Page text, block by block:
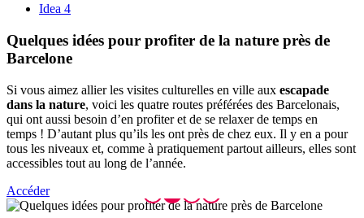
Idea 4
Quelques idées pour profiter de la nature près de
Barcelone
Si vous aimez allier les visites culturelles en ville aux escapade
dans la nature, voici les quatre routes préférées des Barcelonais,
qui ont aussi besoin d’en profiter et de se relaxer de temps en
temps ! D’autant plus qu’ils les ont près de chez eux. Il y en a pour
tous les niveaux et, comme à pratiquement partout ailleurs, elles sont
accessibles tout au long de l’année.
Accéder